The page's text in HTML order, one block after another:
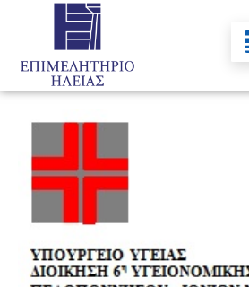
Αρχική
Υπηρεσίες
Ενημέρωση
Ειδική